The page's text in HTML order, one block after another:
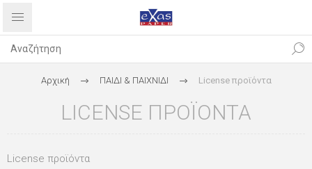
Αρχική ΠΑΙΔΙ & ΠΑΙΧΝΙΔΙ License προϊόντα
LICENSE ΠΡΟΪΌΝΤΑ
License προϊόντα